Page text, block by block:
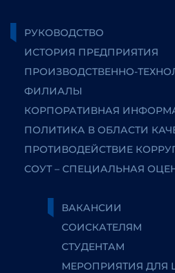
РУКОВОДСТВО
ИСТОРИЯ ПРЕДПРИЯТИЯ
ПРОИЗВОДСТВЕННО-
ФИЛИАЛЫ
КОРПОРАТИВНАЯ
ПОЛИТИКА В ОБЛАСТИ
ПРОТИВОДЕЙСТВИЕ
СОУТ – СПЕЦИАЛЬНАЯ
ВАКАНСИИ
СОИСКАТЕЛЯМ
СТУДЕНТАМ
МЕРОПРИЯТИЯ ДЛЯ